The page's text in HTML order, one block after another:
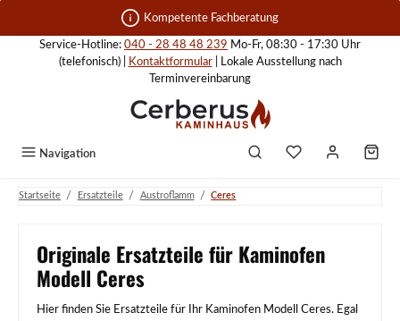
Zum Hauptinhalt springen Kompetente Fachberatung
Service-Hotline: 040 - 28 48 48 239 Mo-Fr, 08:30 - 17:30 Uhr
(telefonisch) |
Kontaktformular| Lokale Ausstellung nach
Terminvereinbarung
Navigation
Startseite / Ersatzteile / Austroflamm / Ceres
Originale Ersatzteile für Kaminofen
Modell Ceres
Hier finden Sie Ersatzteile für Ihr Kaminofen Modell Ceres. Egal